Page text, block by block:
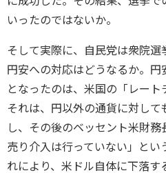
いったのではないか。
そして実際に、自民党は衆院
円安への対応はどうなるか。
となったのは、米国の「レー
それは、円以外の通貨に対して
し、その後のベッセント米財
売り介入は行っていない」とい
れにより、米ドル自体に下落